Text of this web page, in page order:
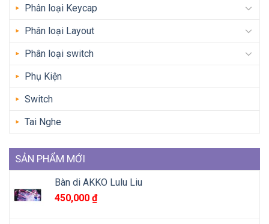
Phân loại Keycap
Phân loại Layout
Phân loại switch
Phụ Kiện
Switch
Tai Nghe
SẢN PHẨM MỚI
Bàn di AKKO Lulu Liu
450,000 ₫